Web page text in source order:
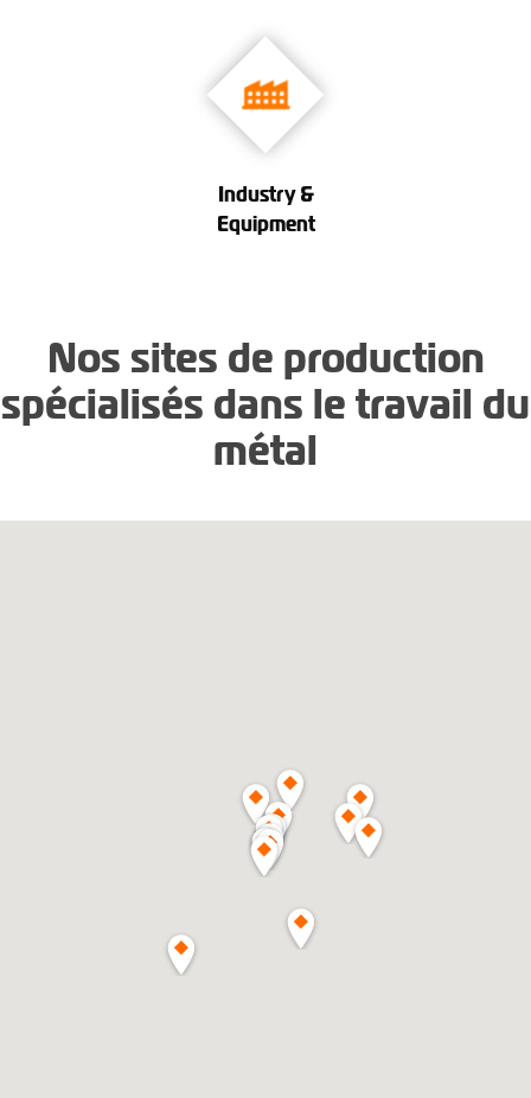
Industry &
Equipment
Nos sites de production
spécialisés dans le travail du
métal